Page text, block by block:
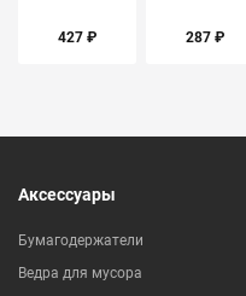
427 ₽
287 ₽
Аксессуары
Бумагодержатели
Ведра для мусора